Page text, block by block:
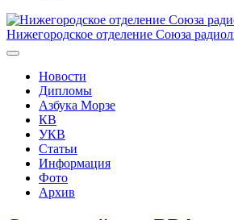
Нижегородское отделение Союза
Новости
Дипломы
Азбука Морзе
КВ
УКВ
Статьи
Информация
Фото
Архив